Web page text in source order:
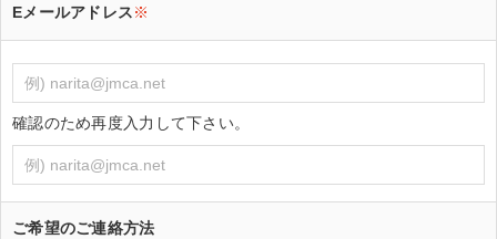
Eメールアドレス※
確認のため再度入力して下さい。
ご希望のご連絡方法